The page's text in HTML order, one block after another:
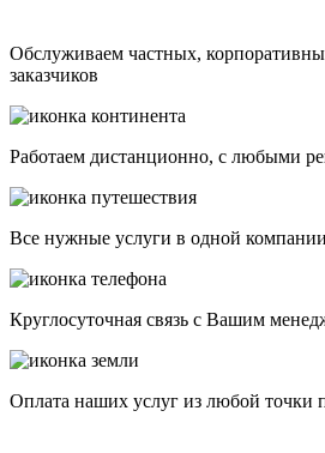
Обслуживаем частных,
заказчиков
Работаем дистанционно, с любыми
Все нужные услуги в одной компании
Круглосуточная связь с Вашим
Оплата наших услуг из любой точки